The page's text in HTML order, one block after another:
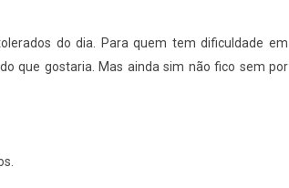
do dia. Para quem tem dificuldade em
que gostaria. Mas ainda sim não fico sem por